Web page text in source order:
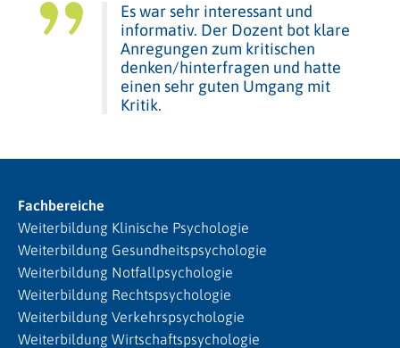
Es war sehr interessant und
informativ. Der Dozent bot klare
Anregungen zum kritischen
denken/hinterfragen und hatte
einen sehr guten Umgang mit
Kritik.
Fachbereiche
Weiterbildung Klinische Psychologie
Weiterbildung Gesundheitspsychologie
Weiterbildung Notfallpsychologie
Weiterbildung Rechtspsychologie
Weiterbildung Verkehrspsychologie
Weiterbildung Wirtschaftspsychologie